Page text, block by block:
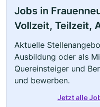
Jobs in
Vollzeit, Teilzeit,
Aktuelle
Ausbildung oder als
Quereinsteiger und
und bewerben.
Jetzt alle